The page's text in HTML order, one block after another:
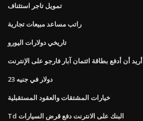
تمويل تاجر استئناف
راتب مساعد مبيعات تجارية
تاريخي دولارات اليورو
أريد أن أدفع بطاقة ائتمان آبار فارجو على الإنترنت
23 دولار في جنيه
خيارات المشتقات والعقود المستقبلية
Td البنك على الانترنت دفع قرض السيارات